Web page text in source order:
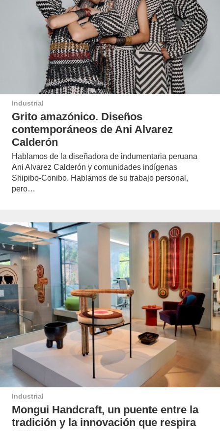
Industrial
Grito amazónico. Diseños
contemporáneos de Ani Alvarez
Calderón
Hablamos de la diseñadora de indumentaria peruana
Ani Alvarez Calderón y comunidades indígenas
Shipibo-Conibo. Hablamos de su trabajo personal,
pero…
Industrial
Mongui Handcraft, un puente entre la
tradición y la innovación que respira